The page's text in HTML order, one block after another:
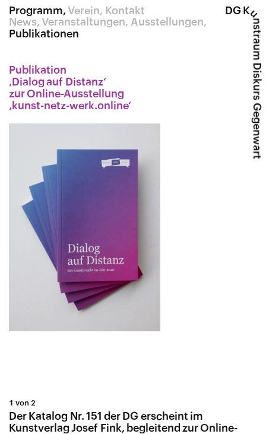
DG Ku
nstraum Diskurs Gegenwart
Programm
News Veranstaltungen
Ausstellungen
Publikationen
Verein Kontakt
Publikation
‚Dialog auf Distanz‘
zur Online-Ausstellung
‚kunst​-netz​-werk​.online‘
1 von 2
Der Katalog Nr. 151 der DG erscheint im
Kunstverlag Josef Fink, begleitend zur Online-